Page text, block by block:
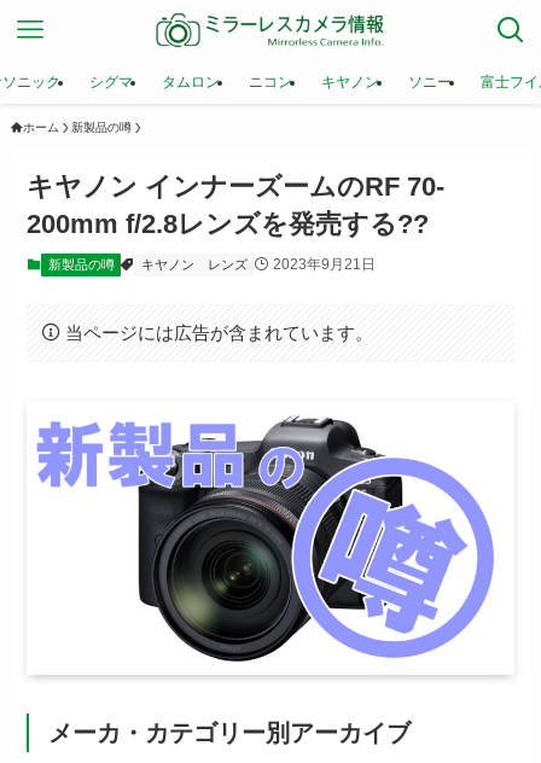
ニック シグマ タムロン ニコン キヤノン ソニー 富士フ
ホーム 新製品の噂
キヤノン インナーズームのRF 70-
200mm f/2.8レンズを発売する??
新製品の噂 キヤノン レンズ 2023年9月21日
当ページには広告が含まれています。
メーカ・カテゴリー別アーカイブ